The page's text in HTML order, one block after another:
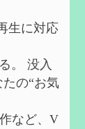
生に対応
。 没入
の“お気
など、V